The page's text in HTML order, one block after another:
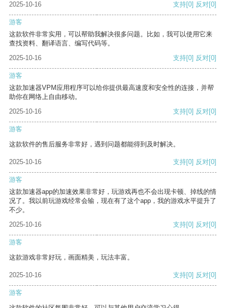
2025-10-16 支持[0] 反对[0]
游客
这款软件非常实用，可以帮助我解决很多问题。比如，我可以使用它来
查找资料、翻译语言、编写代码等。
2025-10-16
支持[0] 反对[0]
游客
这款加速器VPM应用程序可以给你提供最高速度和安全性的连接，并帮
助你在网络上自由移动。
2025-10-16
支持[0] 反对[0]
游客
这款软件的售后服务非常好，遇到问题都能得到及时解决。
2025-10-16 支持[0] 反对[0]
游客
这款加速器app的加速效果非常好，玩游戏再也不会出现卡顿、掉线的情
况了。我以前玩游戏经常会输，现在有了这个app，我的游戏水平提升了
不少。
2025-10-16
支持[0] 反对[0]
游客
这款游戏非常好玩，画面精美，玩法丰富。
2025-10-16 支持[0] 反对[0]
游客